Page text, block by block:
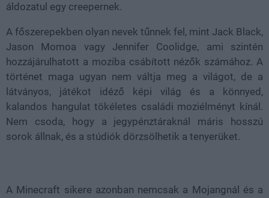
áldozatul egy creepernek.
A főszerepekben olyan nevek tűnnek fel, mint Jack Black,
Jason Momoa vagy Jennifer Coolidge, ami szintén
hozzájárulhatott a moziba csábított nézők számához. A
történet maga ugyan nem váltja meg a világot, de a
látványos, játékot idéző képi világ és a könnyed,
kalandos hangulat tökéletes családi moziélményt kínál.
Nem csoda, hogy a jegypénztáraknál máris hosszú
sorok állnak, és a stúdiók dörzsölhetik a tenyerüket.
A Minecraft sikere azonban nemcsak a Mojangnál és a